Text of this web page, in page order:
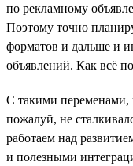
по рекламному
Поэтому точно
форматов и дальше и
объявлений. Как всё
С такими переменами,
пожалуй, не
работаем над
и полезными